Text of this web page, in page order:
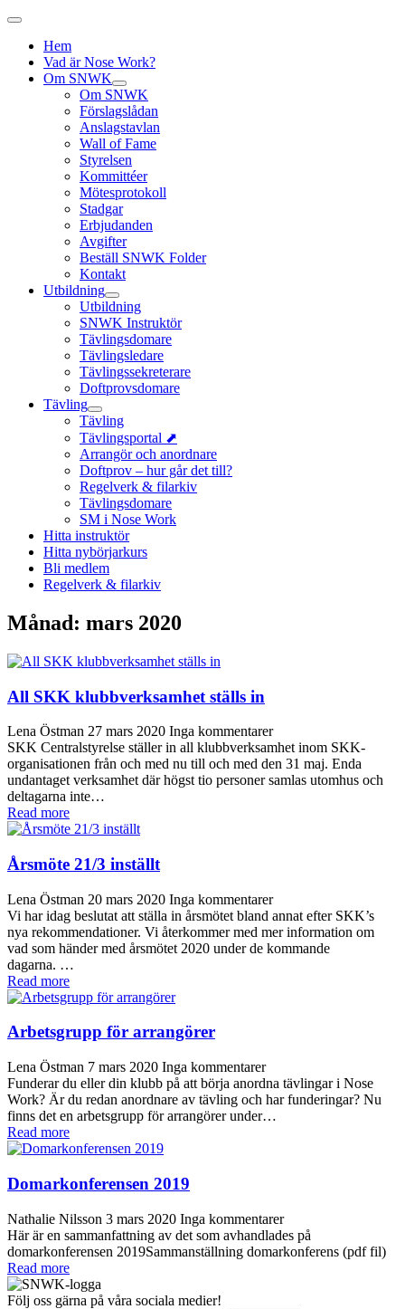
Hem
Vad är Nose Work?
Om SNWK
Om SNWK
Förslagslådan
Anslagstavlan
Wall of Fame
Styrelsen
Kommittéer
Mötesprotokoll
Stadgar
Erbjudanden
Avgifter
Beställ SNWK Folder
Kontakt
Utbildning
Utbildning
SNWK Instruktör
Tävlingsdomare
Tävlingsledare
Tävlingssekreterare
Doftprovsdomare
Tävling
Tävling
Tävlingsportal ⬈
Arrangör och anordnare
Doftprov – hur går det till?
Regelverk & filarkiv
Tävlingsdomare
SM i Nose Work
Hitta instruktör
Hitta nybörjarkurs
Bli medlem
Regelverk & filarkiv
Månad: mars 2020
All SKK klubbverksamhet ställs in
Lena Östman 27 mars 2020 Inga kommentarer
SKK Centralstyrelse ställer in all klubbverksamhet inom SKK-
organisationen från och med nu till och med den 31 maj. Enda
undantaget verksamhet där högst tio personer samlas utomhus och
deltagarna inte…
Read more
Årsmöte 21/3 inställt
Lena Östman 20 mars 2020 Inga kommentarer
Vi har idag beslutat att ställa in årsmötet bland annat efter SKK’s
nya rekommendationer. Vi återkommer med mer information om
vad som händer med årsmötet 2020 under de kommande
dagarna. …
Read more
Arbetsgrupp för arrangörer
Lena Östman 7 mars 2020 Inga kommentarer
Funderar du eller din klubb på att börja anordna tävlingar i Nose
Work? Är du redan anordnare av tävling och har funderingar? Nu
finns det en arbetsgrupp för arrangörer under…
Read more
Domarkonferensen 2019
Nathalie Nilsson 3 mars 2020 Inga kommentarer
Här är en sammanfattning av det som avhandlades på
domarkonferensen 2019Sammanställning domarkonferens (pdf fil)
Read more
Följ oss gärna på våra sociala medier!